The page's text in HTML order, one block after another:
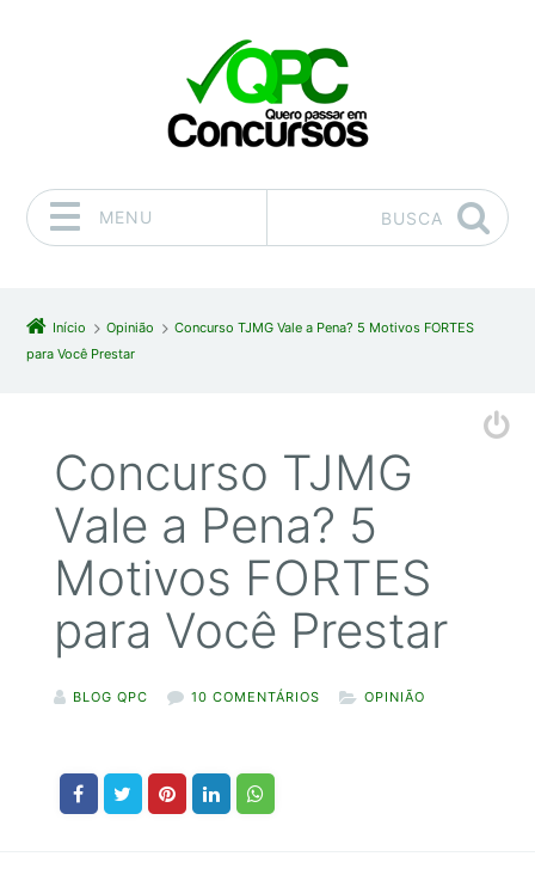
MENU BUSCA
Início Opinião
Concurso TJMG Vale a Pena? 5 Motivos FORTES
para Você Prestar
Concurso TJMG
Vale a Pena? 5
Motivos FORTES
para Você Prestar
BLOG QPC 10 COMENTÁRIOS OPINIÃO